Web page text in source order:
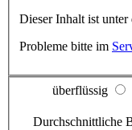
Dieser Inhalt ist unter
Probleme bitte im
überflüssig
Durchschnittliche